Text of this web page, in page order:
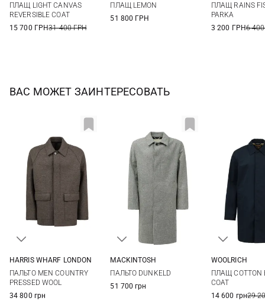
ПЛАЩ LIGHT CANVAS
REVERSIBLE COAT
15 700 ГРН31 400 ГРН
ПЛАЩ LEMON
51 800 ГРН
XL
ПЛАЩ RAINS
PARKA
3 200 ГРН6
ВАС МОЖЕТ ЗАИНТЕРЕСОВАТЬ
HARRIS WHARF LONDON
ПАЛЬТО MEN COUNTRY
PRESSED WOOL
34 800 грн
MACKINTOSH
ПАЛЬТО DUNKELD
51 700 грн
WOOLRICH
ПЛАЩ COTTON
COAT
14 600 грн29